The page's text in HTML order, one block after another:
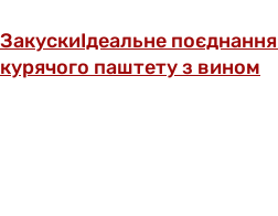
ЗакускиІдеальне
курячого паштету з вином